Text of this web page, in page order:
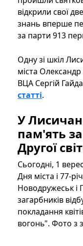
відкрили свої
знань вперше
за парти 913
Одну зі шкіл
міста Олександр
ВЦА Сергій
статті.
У
пам'ять
Другої
Сьогодні, 1
Дня міста і 77-
Новодружеськ і
загарбників
покладання
вогонь". Фото з